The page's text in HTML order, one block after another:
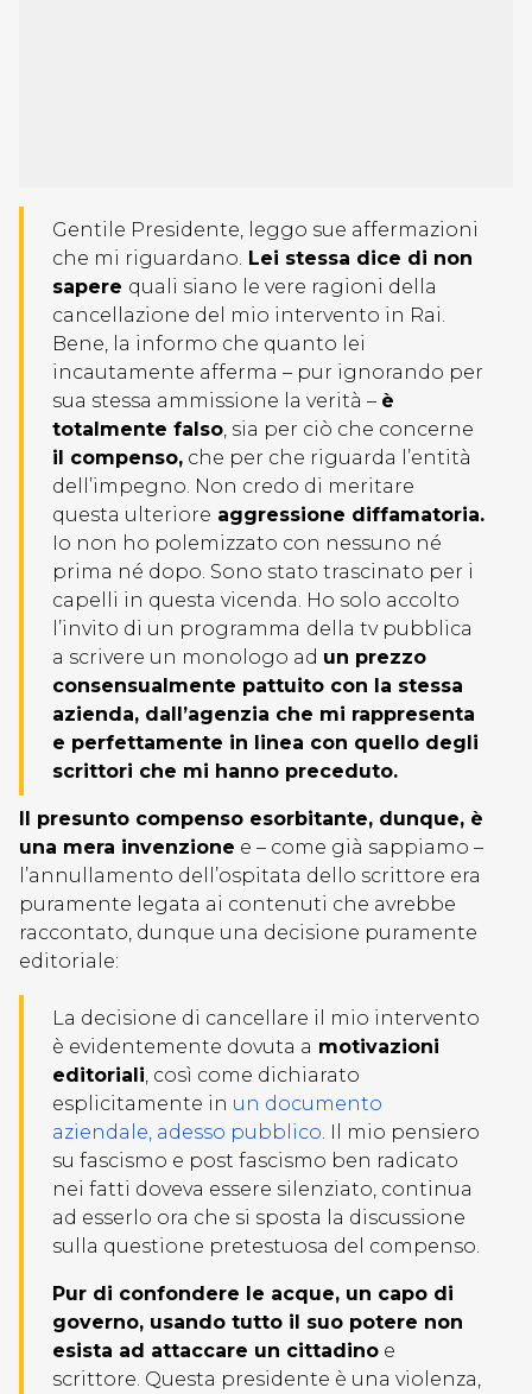
Gentile Presidente, leggo sue affermazioni
che mi riguardano. Lei stessa dice di non
sapere quali siano le vere ragioni della
cancellazione del mio intervento in Rai.
Bene, la informo che quanto lei
incautamente afferma – pur ignorando per
sua stessa ammissione la verità – è
totalmente falso, sia per ciò che concerne
il compenso, che per che riguarda l’entità
dell’impegno. Non credo di meritare
questa ulteriore aggressione diffamatoria.
Io non ho polemizzato con nessuno né
prima né dopo. Sono stato trascinato per i
capelli in questa vicenda. Ho solo accolto
l’invito di un programma della tv pubblica
a scrivere un monologo ad un prezzo
consensualmente pattuito con la stessa
azienda, dall’agenzia che mi rappresenta
e perfettamente in linea con quello degli
scrittori che mi hanno preceduto.
Il presunto compenso esorbitante, dunque, è
una mera invenzione e – come già sappiamo –
l’annullamento dell’ospitata dello scrittore era
puramente legata ai contenuti che avrebbe
raccontato, dunque una decisione puramente
editoriale:
La decisione di cancellare il mio intervento
è evidentemente dovuta a motivazioni
editoriali, così come dichiarato
esplicitamente in un documento
aziendale, adesso pubblico. Il mio pensiero
su fascismo e post fascismo ben radicato
nei fatti doveva essere silenziato, continua
ad esserlo ora che si sposta la discussione
sulla questione pretestuosa del compenso.
Pur di confondere le acque, un capo di
governo, usando tutto il suo potere non
esista ad attaccare un cittadino e
scrittore. Questa presidente è una violenza,